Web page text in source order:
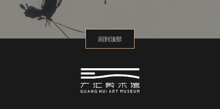
回到顶部